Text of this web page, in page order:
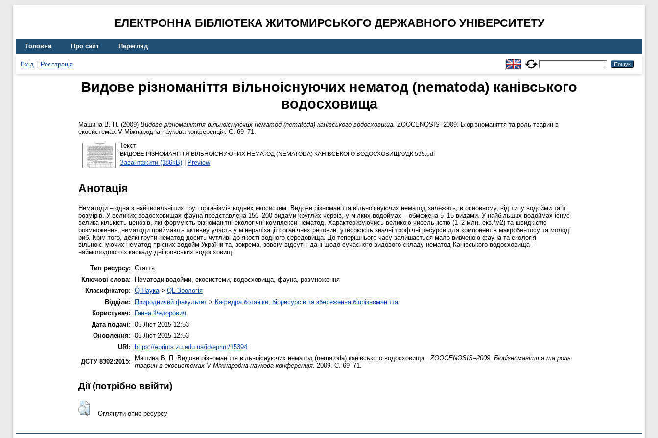
ЕЛЕКТРОННА БІБЛІОТЕКА ЖИТОМИРСЬКОГО ДЕРЖАВНОГО УНІВЕРСИТЕТУ
Головна Про сайт Перегляд
Вхід Реєстрація
Видове різноманіття вільноіснуючих нематод (nematoda) канівського
водосховища
Машина В. П. (2009) Видове різноманіття вільноіснуючих нематод (nematoda) канівського водосховища. ZOOCENOSIS–2009. Біорізноманіття та роль тварин в
екосистемах V Міжнародна наукова конференція. С. 69–71.
Текст
ВИДОВЕ РІЗНОМАНІТТЯ ВІЛЬНОІСНУЮЧИХ НЕМАТОД (NEMATODA) КАНІВСЬКОГО ВОДОСХОВИЩАУДК 595.pdf
Завантажити (186kB)| Preview
Анотація
Нематоди – одна з найчисельніших груп організмів водних екосистем. Видове різноманіття вільноіснуючих нематод залежить, в основному, від типу водойми та її
розмірів. У великих водосховищах фауна представлена 150–200 видами круглих червів, у мілких водоймах – обмежена 5–15 видами. У найбільших водоймах існує
велика кількість ценозів, які формують різноманітні екологічні комплекси нематод. Характеризуючись великою чисельністю (1–2 млн. екз./м2) та швидкістю
розмноження, нематоди приймають активну участь у мінералізації органічних речовин, утворюють значні трофічні ресурси для компонентів макробентосу та молоді
риб. Крім того, деякі групи нематод досить чутливі до якості водного середовища. До теперішнього часу залишається мало вивченою фауна та екологія
вільноіснуючих нематод прісних водойм України та, зокрема, зовсім відсутні дані щодо сучасного видового складу нематод Канівського водосховища –
наймолодшого з каскаду дніпровських водосховищ.
Тип ресурсу: Стаття
Ключові слова:
Нематоди,водойми, екосистеми, водосховища, фауна, розмноження
Класифікатор: Q Наука > QL Зоологія
Відділи:
Природничий факультет > Кафедра ботаніки, біоресурсів та збереження біорізноманіття
Користувач:
Ганна Федорович
Дата подачі: 05 Лют 2015 12:53
Оновлення: 05 Лют 2015 12:53
URI: https://eprints.zu.edu.ua/id/eprint/15394
ДСТУ 8302:2015:
Машина В. П. Видове різноманіття вільноіснуючих нематод (nematoda) канівського водосховища . ZOOCENOSIS–2009. Біорізноманіття та роль
тварин в екосистемах V Міжнародна наукова конференція . 2009. С. 69–71.
Дії ​​(потрібно ввійти)
Оглянути опис ресурсу